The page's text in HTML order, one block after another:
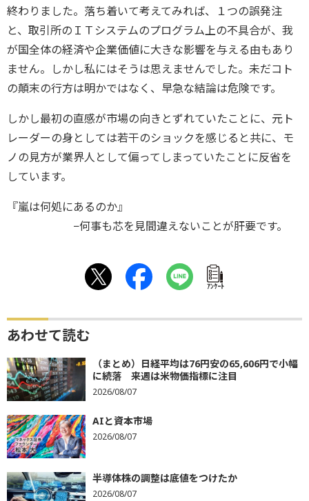
終わりました。落ち着いて考えてみれば、１つの誤発注
と、取引所のＩＴシステムのプログラム上の不具合が、我
が国全体の経済や企業価値に大きな影響を与える由もあり
ません。しかし私にはそうは思えませんでした。未だコト
の顛末の行方は明かではなく、早急な結論は危険です。
しかし最初の直感が市場の向きとずれていたことに、元ト
レーダーの身としては若干のショックを感じると共に、モ
ノの見方が業界人として偏ってしまっていたことに反省を
しています。
『嵐は何処にあるのか』
−何事も芯を見間違えないことが肝要です。
ｱﾝｹｰﾄ
あわせて読む
（まとめ）日経平均は76円安の65,606円で小幅
に続落 来週は米物価指標に注目
2026/08/07
AIと資本市場
2026/08/07
半導体株の調整は底値をつけたか
2026/08/07